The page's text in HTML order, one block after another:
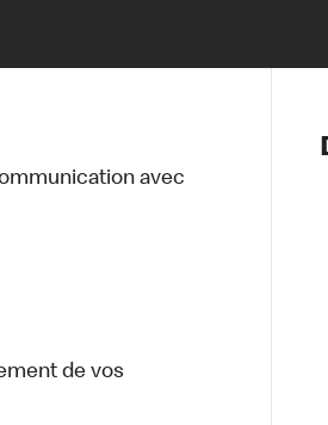
Notre
Nos
Santé et
avec
de vos